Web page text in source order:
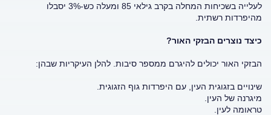
לעלייה בשכיחות המחלה בקרב גילאי 85 ומעלה כש-3% יסבלו
מהיפרדות רשתית.
כיצד נוצרים הבזקי האור?
הבזקי האור יכולים להיגרם ממספר סיבות. להלן העיקריות שבהן:
שינויים בזגוגית העין, עם היפרדות גוף הזגוגית.
מיגרנה של העין.
טראומה לעין.